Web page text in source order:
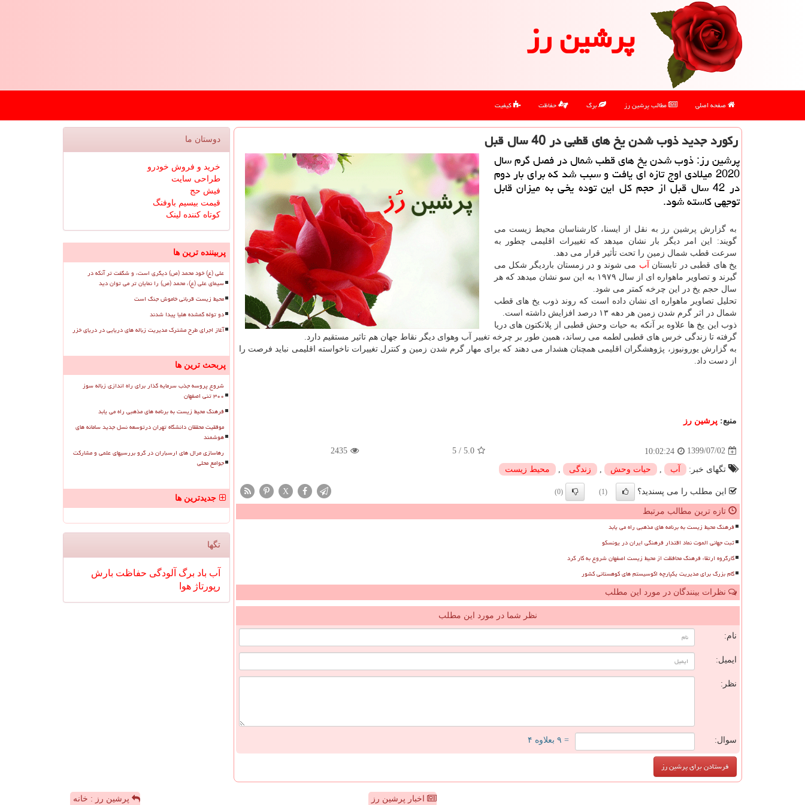
پرشین رز
صفحه اصلی مطالب پرشین رز برگ حفاظت کیفیت
ركورد جدید ذوب شدن یخ های قطبی در 40 سال قبل
پرشین رز: ذوب شدن یخ های قطب شمال در فصل گرم سال
2020 میلادی اوج تازه ای یافت و سبب شد كه برای بار دوم
در 42 سال قبل از حجم كل این توده یخی به میزان قابل
توجهی كاسته شود.
به گزارش پرشین رز به نقل از ایسنا، کارشناسان محیط زیست می
گویند: این امر دیگر بار نشان میدهد که تغییرات اقلیمی چطور به
سرعت قطب شمال زمین را تحت تأثیر قرار می دهد.
یخ های قطبی در تابستان
آب می شوند و در زمستان باردیگر شکل می
گیرند و تصاویر ماهواره ای از سال ۱۹۷۹ به این سو نشان میدهد که هر
سال حجم یخ در این چرخه کمتر می شود.
تحلیل تصاویر ماهواره ای نشان داده است که روند ذوب یخ های قطب
شمال در اثر گرم شدن زمین هر دهه ۱۳ درصد افزایش داشته است.
ذوب این یخ ها علاوه بر آنکه به حیات وحش قطبی از پلانکتون های دریا
گرفته تا زندگی خرس های قطبی لطمه می رساند، همین طور بر چرخه تغییر آب وهوای دیگر نقاط جهان هم تاثیر مستقیم دارد.
به گزارش یورونیوز، پژوهشگران اقلیمی همچنان هشدار می دهند که برای مهار گرم شدن زمین و کنترل تغییرات ناخواسته اقلیمی نباید فرصت را
از دست داد.
منبع: پرشین رز
1399/07/02
10:02:24
5.0
/
5
2435
تگهای خبر: آب حیات وحش زندگی محیط زیست
این مطلب را می پسندید؟ (1)
(0)
X
تازه ترین مطالب مرتبط
فرهنگ محیط زیست به برنامه های مذهبی راه می یابد
ثبت جهانی الموت نماد اقتدار فرهنگی ایران در یونسکو
کارگروه ارتقاء فرهنگ محافظت از محیط زیست اصفهان شروع به کار کرد
گام بزرگ برای مدیریت یکپارچه اکوسیستم های کوهستانی کشور
نظرات بینندگان در مورد این مطلب
نظر شما در مورد این مطلب
نام:
ایمیل:
نظر:
سوال: = ۹ بعلاوه ۴
دوستان ما
خرید و فروش خودرو
طراحی سایت
فیش حج
قیمت بیسیم باوفنگ
کوتاه کننده لینک
پربیننده ترین ها
علی (ع) خود محمد (ص) دیگری است، و شگفت تر آنکه در
سیمای علی (ع)، محمد (ص) را نمایان تر می توان دید
محیط زیست قربانی خاموش جنگ است
دو توله گمشده هلیا پیدا شدند
آغاز اجرای طرح مشترک مدیریت زباله های دریایی در دریای خزر
پربحث ترین ها
شروع پروسه جذب سرمایه گذار برای راه اندازی زباله سوز
۳۰۰ تنی اصفهان
فرهنگ محیط زیست به برنامه های مذهبی راه می یابد
موفقیت محققان دانشگاه تهران درتوسعه نسل جدید سامانه های
هوشمند
رهاسازی مرال های ارسباران در گرو بررسیهای علمی و مشارکت
جوامع محلی
جدیدترین ها
تگها
آب باد برگ آلودگی حفاظت بارش
رپورتاژ هوا
اخبار پرشین رز پرشین رز : خانه